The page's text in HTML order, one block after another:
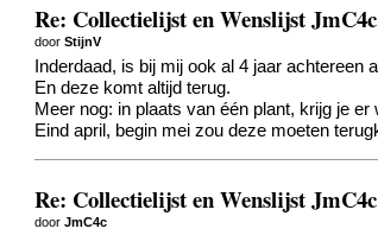
Re: Collectielijst en Wenslijst JmC4c
doorStijnV
Inderdaad, is bij mij ook al 4 jaar achtereen
En deze komt altijd terug.
Meer nog: in plaats van één plant, krijg je
Eind april, begin mei zou deze moeten
Re: Collectielijst en Wenslijst JmC4c
doorJmC4c